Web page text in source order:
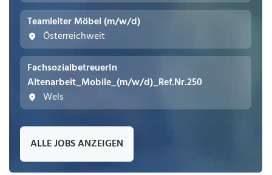
Teamleiter Möbel (m/w/d)
Österreichweit
FachsozialbetreuerIn
Altenarbeit_Mobile_(m/w/d)_Ref.Nr.250
Wels
ALLE JOBS ANZEIGEN